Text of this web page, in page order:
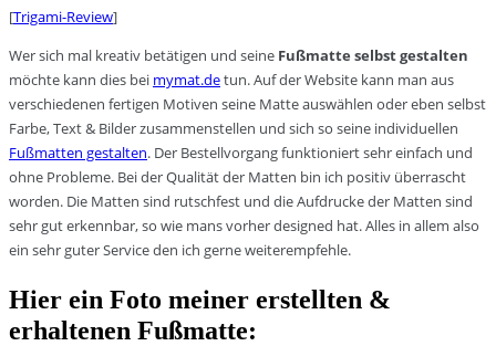
[Trigami-Review]
Wer sich mal kreativ betätigen und seine Fußmatte selbst gestalten
möchte kann dies bei mymat.detun. Auf der Website kann man aus
verschiedenen fertigen Motiven seine Matte auswählen oder eben selbst
Farbe, Text & Bilder zusammenstellen und sich so seine individuellen
Fußmatten gestalten. Der Bestellvorgang funktioniert sehr einfach und
ohne Probleme. Bei der Qualität der Matten bin ich positiv überrascht
worden. Die Matten sind rutschfest und die Aufdrucke der Matten sind
sehr gut erkennbar, so wie mans vorher designed hat. Alles in allem also
ein sehr guter Service den ich gerne weiterempfehle.
Hier ein Foto meiner erstellten &
erhaltenen Fußmatte: